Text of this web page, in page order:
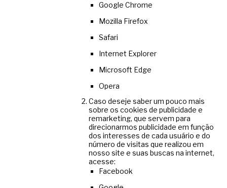
Google Chrome
Mozilla Firefox
Safari
Internet Explorer
Microsoft Edge
Opera
Caso deseje saber um pouco mais
sobre os cookies de publicidade e
remarketing, que servem para
direcionarmos publicidade em função
dos interesses de cada usuário e do
número de visitas que realizou em
nosso site e suas buscas na internet,
acesse:
Facebook